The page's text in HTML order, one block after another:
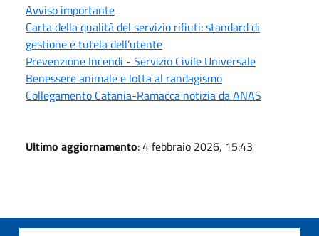
Avviso importante
Carta della qualità del servizio rifiuti: standard di
gestione e tutela dell’utente
Prevenzione Incendi - Servizio Civile Universale
Benessere animale e lotta al randagismo
Collegamento Catania-Ramacca notizia da ANAS
Ultimo aggiornamento: 4 febbraio 2026, 15:43